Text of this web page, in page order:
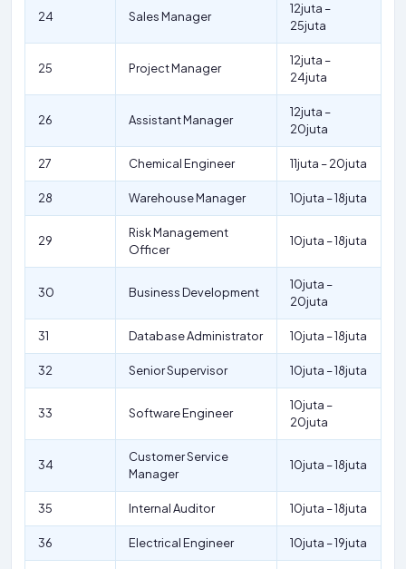
24 Sales Manager
12juta –
25juta
25 Project Manager
12juta –
24juta
26 Assistant Manager
12juta –
20juta
27 Chemical Engineer 11juta – 20juta
28 Warehouse Manager 10juta – 18juta
29
Risk Management
Officer
10juta – 18juta
30 Business Development
10juta –
20juta
31 Database Administrator 10juta – 18juta
32 Senior Supervisor 10juta – 18juta
33 Software Engineer
10juta –
20juta
34
Customer Service
Manager
10juta – 18juta
35 Internal Auditor 10juta – 18juta
36 Electrical Engineer 10juta – 19juta